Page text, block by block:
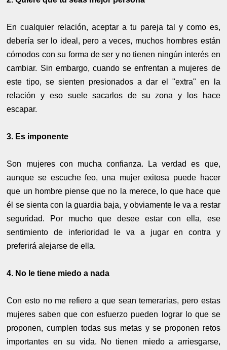
En cualquier relación, aceptar a tu pareja tal y como es,
debería ser lo ideal, pero a veces, muchos hombres están
cómodos con su forma de ser y no tienen ningún interés en
cambiar. Sin embargo, cuando se enfrentan a mujeres de
este tipo, se sienten presionados a dar el "extra" en la
relación y eso suele sacarlos de su zona y los hace
escapar.
3. Es imponente
Son mujeres con mucha confianza. La verdad es que,
aunque se escuche feo, una mujer exitosa puede hacer
que un hombre piense que no la merece, lo que hace que
él se sienta con la guardia baja, y obviamente le va a restar
seguridad. Por mucho que desee estar con ella, ese
sentimiento de inferioridad le va a jugar en contra y
preferirá alejarse de ella.
4. No le tiene miedo a nada
Con esto no me refiero a que sean temerarias, pero estas
mujeres saben que con esfuerzo pueden lograr lo que se
proponen, cumplen todas sus metas y se proponen retos
importantes en su vida. No tienen miedo a arriesgarse,